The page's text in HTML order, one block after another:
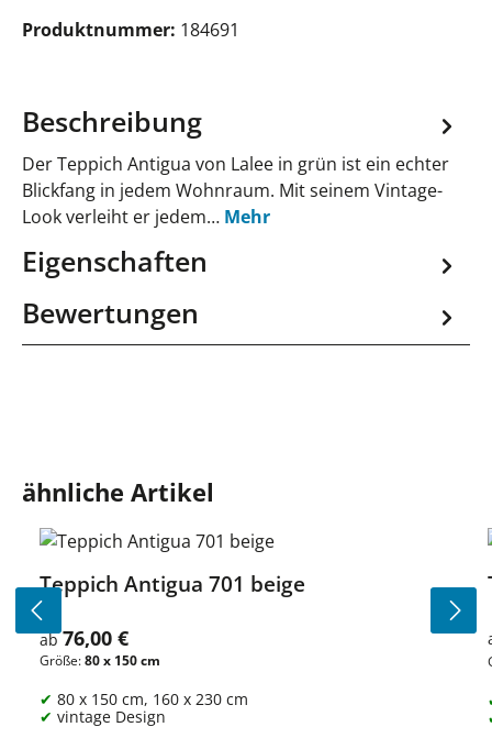
Produktnummer: 184691
Beschreibung
Der Teppich Antigua von Lalee in grün ist ein echter
Blickfang in jedem Wohnraum. Mit seinem Vintage-
Look verleiht er jedem… Mehr
Eigenschaften
Bewertungen
Produktgalerie überspringen
ähnliche Artikel
Teppich Antigua 701 beige
Regulärer Preis:
ab76,00 €
Größe:80 x 150 cm
80 x 150 cm, 160 x 230 cm
vintage Design